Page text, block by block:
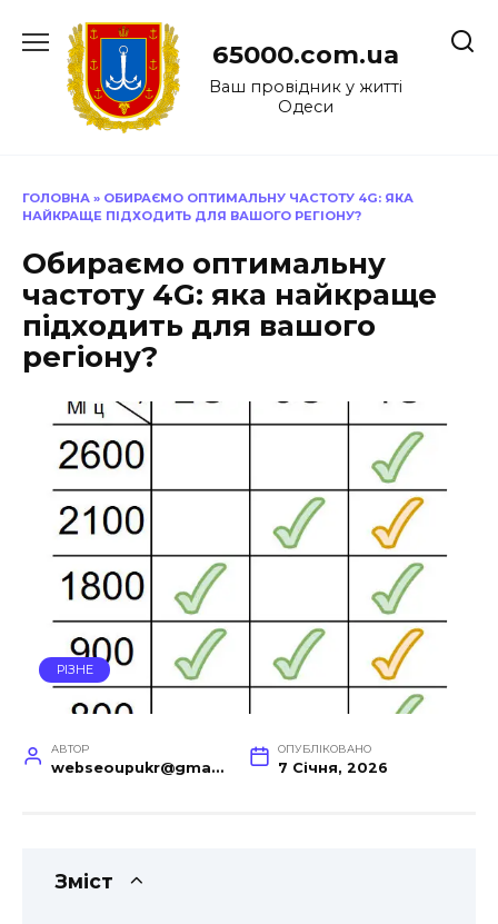
до
65000.com.ua
Ваш провідник у житті
Одеси
ГОЛОВНА » ОБИРАЄМО ОПТИМАЛЬНУ ЧАСТОТУ 4G: ЯКА
НАЙКРАЩЕ ПІДХОДИТЬ ДЛЯ ВАШОГО РЕГІОНУ?
Обираємо оптимальну
частоту 4G: яка найкраще
підходить для вашого
регіону?
РІЗНЕ
АВТОР
webseoupukr@gmail.com
ОПУБЛІКОВАНО
7 Січня, 2026
Зміст